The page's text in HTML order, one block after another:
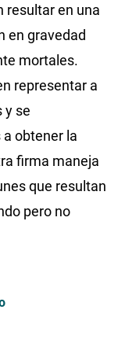
resultar en una
en gravedad
mortales.
representar a
y se
obtener la
firma maneja
que resultan
pero no